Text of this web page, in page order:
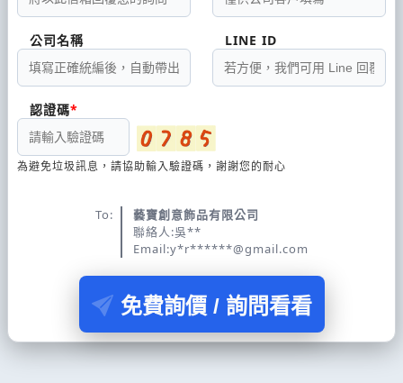
公司名稱 LINE ID
認證碼
為避免垃圾訊息，請協助輸入驗證碼，謝謝您的耐心
To:
藝寶創意飾品有限公司
聯絡人:吳**
Email:y*r******@gmail.com
免費詢價 / 詢問看看